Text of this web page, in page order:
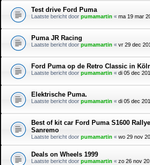
Test drive Ford Puma
Laatste bericht door pumamartin « ma 19 mar
Puma JR Racing
Laatste bericht door pumamartin « vr 29 dec
Ford Puma op de Retro Classic in
Laatste bericht door pumamartin « di 05 dec
Elektrische Puma.
Laatste bericht door pumamartin « di 05 dec
Best of kit car Ford Puma S1600
Sanremo
Laatste bericht door pumamartin « wo 29 nov
Deals on Wheels 1999
Laatste bericht door pumamartin « zo 26 nov